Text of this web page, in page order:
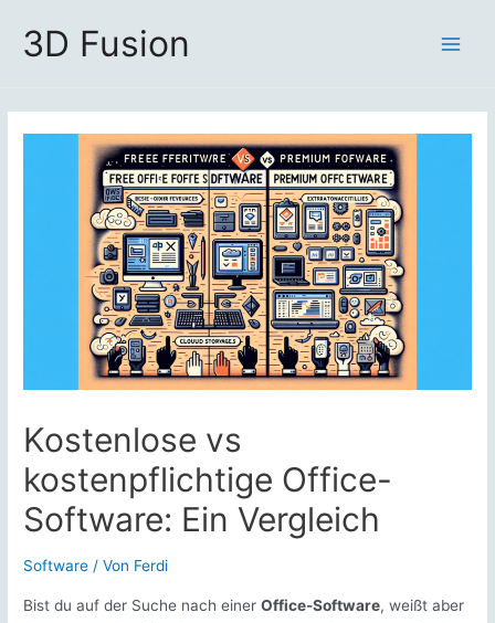
Inhalt3D Fusion
Kostenlose vs
kostenpflichtige Office-
Software: Ein Vergleich
Software / Von Ferdi
Bist du auf der Suche nach einerOffice-Software, weißt aber